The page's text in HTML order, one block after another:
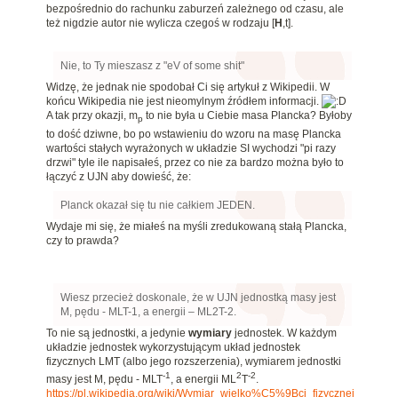
bezpośrednio do rachunku zaburzeń zależnego od czasu, ale
też nigdzie autor nie wylicza czegoś w rodzaju [H ,t].
Nie, to Ty mieszasz z "eV of some shit"
Widzę, że jednak nie spodobał Ci się artykuł z Wikipedii. W
końcu Wikipedia nie jest nieomylnym źródłem informacji.
A tak przy okazji, mp to nie była u Ciebie masa Plancka? Byłoby
to dość dziwne, bo po wstawieniu do wzoru na masę Plancka
wartości stałych wyrażonych w układzie SI wychodzi "pi razy
drzwi" tyle ile napisałeś, przez co nie za bardzo można było to
łączyć z UJN aby dowieść, że:
Planck okazał się tu nie całkiem JEDEN.
Wydaje mi się, że miałeś na myśli zredukowaną stałą Plancka,
czy to prawda?
Wiesz przecież doskonale, że w UJN jednostką masy jest
M, pędu - MLT-1, a energii – ML2T-2.
To nie są jednostki, a jedynie wymiary jednostek. W każdym
układzie jednostek wykorzystującym układ jednostek
fizycznych LMT (albo jego rozszerzenia), wymiarem jednostki
masy jest M, pędu - MLT-1 , a energii ML 2T-2
https://pl.wikipedia.org/wiki/Wymiar_wielko%C5%9Bci_fizycznej